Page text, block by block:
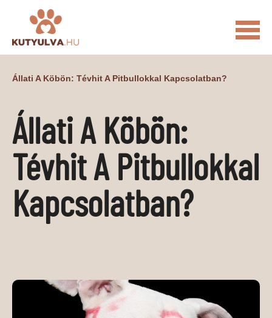
KUTYULVA – HÍREK
CUKI ÉLETKÉPEK NÖVÉNYEK
ÁLLATI
ÁLLATI ELEDELEK ÁLLATI FELSZERELÉSEK
ÁLLATI SZOLGÁLTATÁSOK
MÉDIAAJÁNLAT
Állati A Köbön: Tévhit A Pitbullokkal Kapcsolatban?
Állati A Köbön:
Tévhit A Pitbullokkal
Kapcsolatban?